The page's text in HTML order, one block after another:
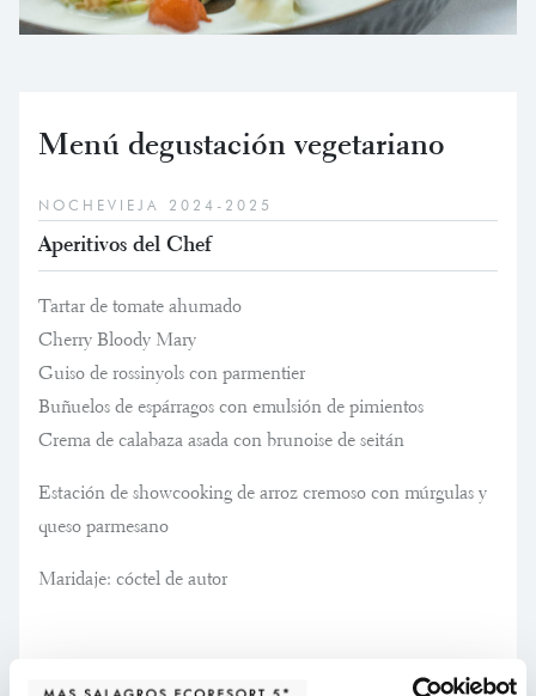
Menú degustación vegetariano
NOCHEVIEJA 2024-2025
Aperitivos del Chef
Tartar de tomate ahumado
Cherry Bloody Mary
Guiso de rossinyols con parmentier
Buñuelos de espárragos con emulsión de pimientos
Crema de calabaza asada con brunoise de seitán
Estación de showcooking de arroz cremoso con múrgulas y
queso parmesano
Maridaje: cóctel de autor